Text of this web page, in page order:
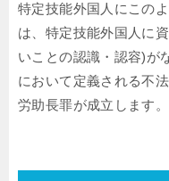
特定技能外国人にこの
は、特定技能外国人に
いことの認識・認容)が
において定義される不
労助長罪が成立します。